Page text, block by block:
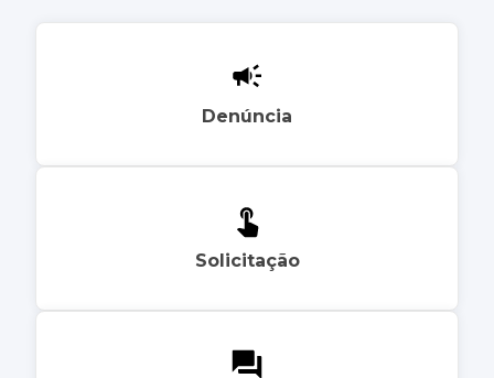
Denúncia
Solicitação